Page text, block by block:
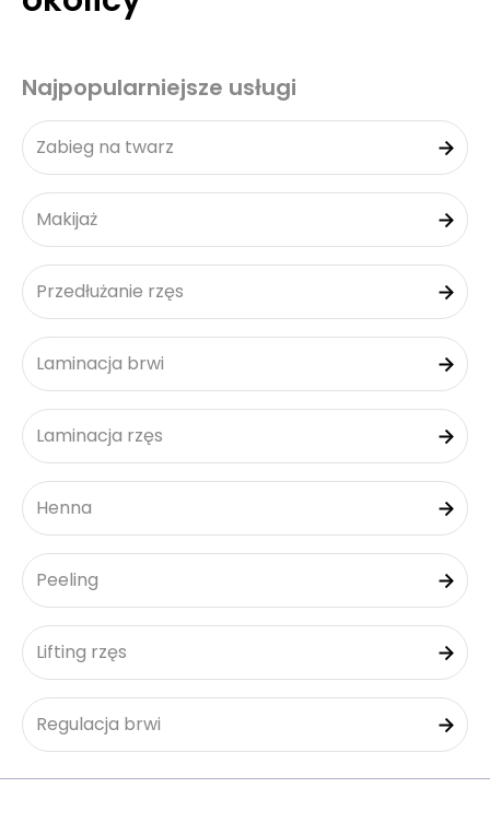
Najpopularniejsze usługi
Zabieg na twarz
Makijaż
Przedłużanie rzęs
Laminacja brwi
Laminacja rzęs
Henna
Peeling
Lifting rzęs
Regulacja brwi